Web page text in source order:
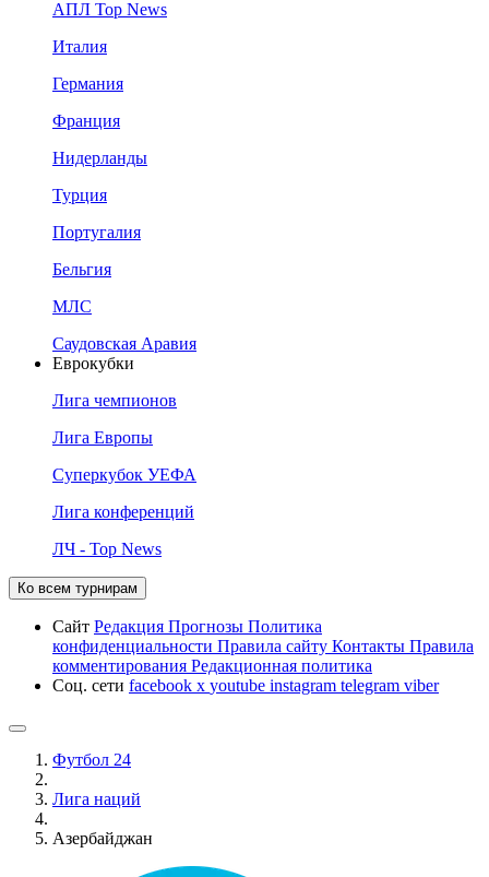
АПЛ Top News
Италия
Германия
Франция
Нидерланды
Турция
Португалия
Бельгия
МЛС
Саудовская Аравия
Еврокубки
Лига чемпионов
Лига Европы
Суперкубок УЕФА
Лига конференций
ЛЧ - Top News
Ко всем турнирам
Сайт Редакция Прогнозы Политика
конфиденциальности Правила сайту Контакты Правила
комментирования Редакционная политика
Соц. сети facebook x youtube instagram telegram viber
Футбол 24
Лига наций
Азербайджан